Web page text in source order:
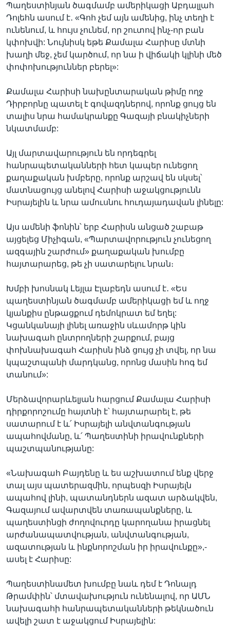
Պաղեստինյան ծագմամբ ամերիկացի Աբդալլահ
Դոլեհն ասում է․ «Գոհ չեմ այն ամենից, ինչ տեղի է
ունենում, և հույս չունեմ, որ շուտով ինչ-որ բան
կփոխվի: Նույնիսկ եթե Քամալա Հարիսը մտնի
խաղի մեջ, չեմ կարծում, որ նա ի վիճակի կլինի մեծ
փոփոխություններ բերել»:
Քամալա Հարիսի նախընտարական թիմը ողջ
Դիրբորնը պատել է գովազդներով, որոնք ցույց են
տալիս նրա համակրանքը Գազայի բնակիչների
նկատմամբ:
Այլ մարտավարություն են որդեգրել
հանրապետականների հետ կապեր ունեցող
քաղաքական խմբերը, որոնք արշավ են սկսել՝
մատնացույց անելով Հարիսի աջակցությունն
Իսրայելին և նրա ամուսնու հուդայադավան լինելը:
Այս ամենի ֆոնին՝ երբ Հարիսն անցած շաբաթ
այցելեց Միչիգան, «Պարտավորություն չունեցող
ազգային շարժում» քաղաքական խումբը
հայտարարեց, թե չի սատարելու նրան։
Խմբի խոսնակ Լեյլա Էլաբեդն ասում է․ «Ես
պաղեստինյան ծագմամբ ամերիկացի եմ և ողջ
կյանքիս ընթացքում դեմոկրատ եմ եղել:
Կցանկանայի լինել առաջին սևամորթ կին
նախագահ ընտրողների շարքում, բայց
փոխնախագահ Հարիսն ինձ ցույց չի տվել, որ նա
կպաշտպանի մարդկանց, որոնց մասին հոգ եմ
տանում»:
Մերձավորարևելյան հարցում Քամալա Հարիսի
դիրքորոշումը հայտնի է՝ հայտարարել է, թե
սատարում է և՛ Իսրայելի անվտանգության
ապահովմանը, և՛ Պաղեստինի իրավունքների
պաշտպանությանը:
«Նախագահ Բայդենը և ես աշխատում ենք վերջ
տալ այս պատերազմին, որպեսզի Իսրայելն
ապահով լինի, պատանդներն ազատ արձակվեն,
Գազայում ավարտվեն տառապանքները, և
պաղեստինցի ժողովուրդը կարողանա իրացնել
արժանապատվության, անվտանգության,
ազատության և ինքնորոշման իր իրավունքը»,-
ասել է Հարիսը:
Պաղեստինամետ խումբը նաև դեմ է Դոնալդ
Թրամփին՝ մտավախություն ունենալով, որ ԱՄՆ
նախագահի հանրապետականների թեկնածուն
ավելի շատ է աջակցում Իսրայելին: